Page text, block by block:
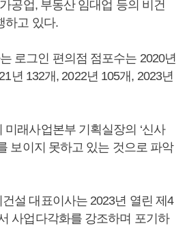
공업, 부동산 임대업 등의 비건
하고 있다.
로그인 편의점 점포수는 2020년
년 132개, 2022년 105개, 2023년
미래사업본부 기획실장의 ‘신사
보이지 못하고 있는 것으로 파악
설 대표이사는 2023년 열린 제4
사업다각화를 강조하며 포기하